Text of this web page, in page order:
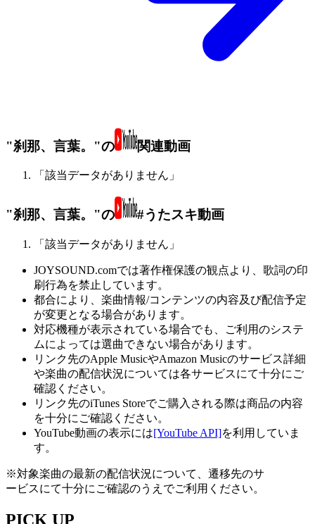
"刹那、言葉。"の 関連動画
「該当データがありません」
"刹那、言葉。"の #うたスキ動画
「該当データがありません」
JOYSOUND.comでは著作権保護の観点より、歌詞の印
刷行為を禁止しています。
都合により、楽曲情報/コンテンツの内容及び配信予定
が変更となる場合があります。
対応機種が表示されている場合でも、ご利用のシステ
ムによっては選曲できない場合があります。
リンク先のApple MusicやAmazon Musicのサービス詳細
や楽曲の配信状況については各サービスにて十分にご
確認ください。
リンク先のiTunes Storeでご購入される際は商品の内容
を十分にご確認ください。
YouTube動画の表示には[YouTube API]を利用していま
す。
※対象楽曲の最新の配信状況について、遷移先のサ
ービスにて十分にご確認のうえでご利用ください。
PICK UP